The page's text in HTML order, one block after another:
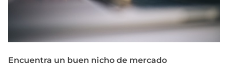
Encuentra un buen nicho de mercado